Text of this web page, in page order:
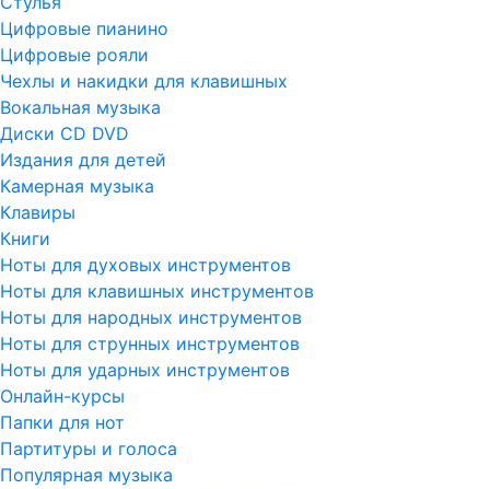
Цифровые пианино
Цифровые рояли
Чехлы и накидки для клавишных
Вокальная музыка
Диски CD DVD
Издания для детей
Камерная музыка
Клавиры
Книги
Ноты для духовых инструментов
Ноты для клавишных инструментов
Ноты для народных инструментов
Ноты для струнных инструментов
Ноты для ударных инструментов
Онлайн-курсы
Папки для нот
Партитуры и голоса
Популярная музыка